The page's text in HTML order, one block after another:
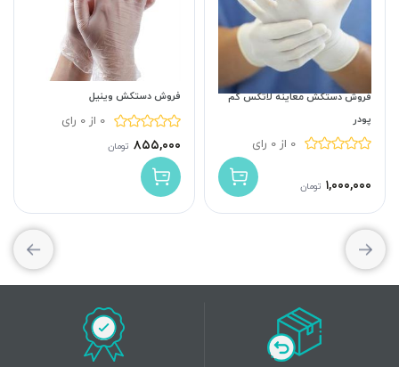
فروش دستکش معاینه لاتکس کم
پودر
0 از 0 رای
۱,۰۰۰,۰۰۰ تومان
فروش دستکش وینیل
0 از 0 رای
۸۵۵,۰۰۰ تومان